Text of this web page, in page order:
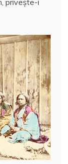
rt
e
a
z
ă
priveşte-i